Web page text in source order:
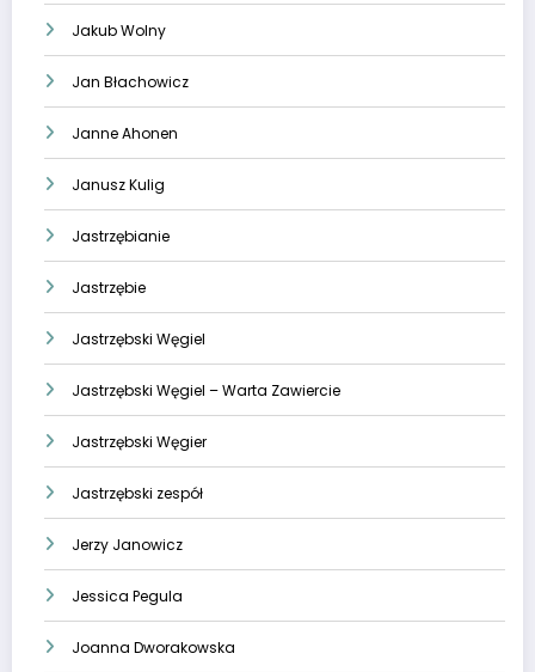
Jakub Wolny
Jan Błachowicz
Janne Ahonen
Janusz Kulig
Jastrzębianie
Jastrzębie
Jastrzębski Węgiel
Jastrzębski Węgiel – Warta Zawiercie
Jastrzębski Węgier
Jastrzębski zespół
Jerzy Janowicz
Jessica Pegula
Joanna Dworakowska